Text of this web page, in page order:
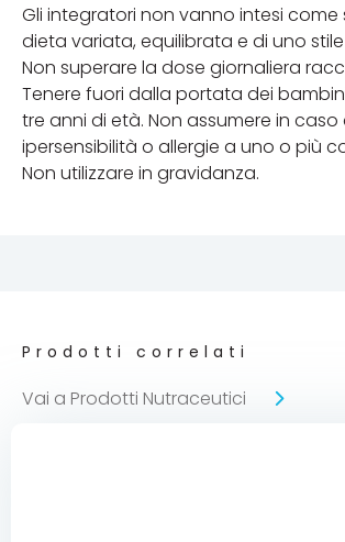
Gli integratori non vanno intesi come
dieta variata, equilibrata e di uno
Non superare la dose giornaliera
Tenere fuori dalla portata dei
tre anni di età. Non assumere in caso
ipersensibilità o allergie a uno o più
Non utilizzare in gravidanza.
Prodotti correlati
Vai a Prodotti Nutraceutici